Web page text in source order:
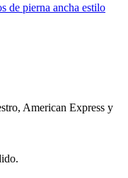
de pierna ancha estilo
American Express y